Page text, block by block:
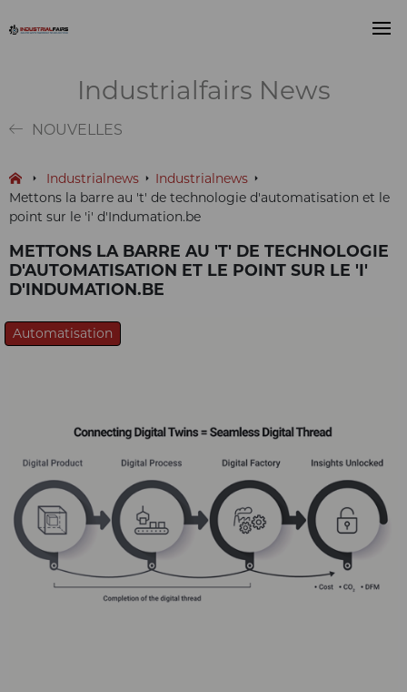
Industrialfairs News
NOUVELLES
Industrialnews
Industrialnews
Mettons la barre au 't' de technologie d'automatisation et le
point sur le 'i' d'Indumation.be
METTONS LA BARRE AU 'T' DE TECHNOLOGIE
D'AUTOMATISATION ET LE POINT SUR LE 'I'
D'INDUMATION.BE
Automatisation